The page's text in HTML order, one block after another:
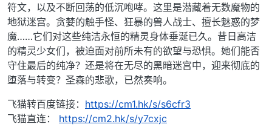
符文，以及不断回荡的低沉咆哮。这里是潜藏着无数魔物的
地狱迷宫。贪婪的触手怪、狂暴的兽人战士、擅长魅惑的梦
魔……它们对这些纯洁永恒的精灵身体垂涎已久。昔日高洁
的精灵少女们，被迫面对前所未有的欲望与恐惧。她们能否
守住最后的纯净？还是将在无尽的黑暗迷宫中，迎来彻底的
堕落与转变？圣森的悲歌，已然奏响。
飞猫转百度链接： https://cm1.hk/s/s6cfr3
飞猫直连： https://cm2.hk/s/y7cxjc